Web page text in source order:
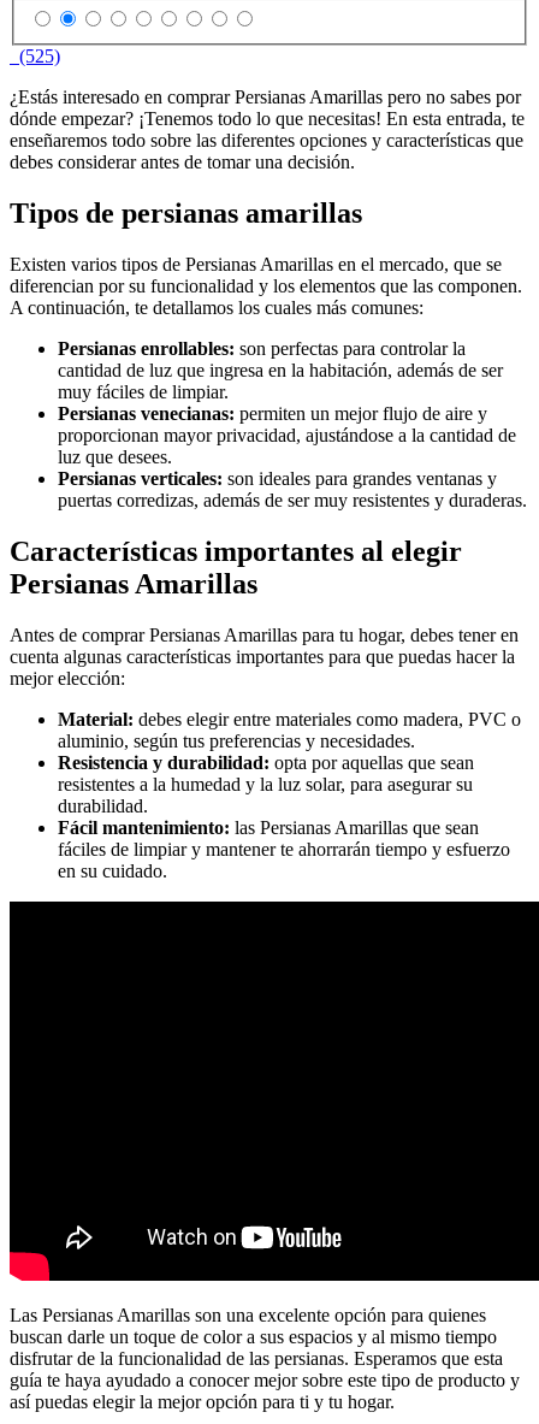
(525)
¿Estás interesado en comprar Persianas Amarillas pero no sabes por
dónde empezar? ¡Tenemos todo lo que necesitas! En esta entrada, te
enseñaremos todo sobre las diferentes opciones y características que
debes considerar antes de tomar una decisión.
Tipos de persianas amarillas
Existen varios tipos de Persianas Amarillas en el mercado, que se
diferencian por su funcionalidad y los elementos que las componen.
A continuación, te detallamos los cuales más comunes:
Persianas enrollables: son perfectas para controlar la
cantidad de luz que ingresa en la habitación, además de ser
muy fáciles de limpiar.
Persianas venecianas: permiten un mejor flujo de aire y
proporcionan mayor privacidad, ajustándose a la cantidad de
luz que desees.
Persianas verticales: son ideales para grandes ventanas y
puertas corredizas, además de ser muy resistentes y duraderas.
Características importantes al elegir
Persianas Amarillas
Antes de comprar Persianas Amarillas para tu hogar, debes tener en
cuenta algunas características importantes para que puedas hacer la
mejor elección:
Material: debes elegir entre materiales como madera, PVC o
aluminio, según tus preferencias y necesidades.
Resistencia y durabilidad: opta por aquellas que sean
resistentes a la humedad y la luz solar, para asegurar su
durabilidad.
Fácil mantenimiento: las Persianas Amarillas que sean
fáciles de limpiar y mantener te ahorrarán tiempo y esfuerzo
en su cuidado.
Las Persianas Amarillas son una excelente opción para quienes
buscan darle un toque de color a sus espacios y al mismo tiempo
disfrutar de la funcionalidad de las persianas. Esperamos que esta
guía te haya ayudado a conocer mejor sobre este tipo de producto y
así puedas elegir la mejor opción para ti y tu hogar.